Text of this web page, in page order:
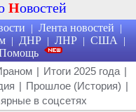
Новостей
| Лента новостей |
| ДНР | ЛНР | США |
| Итоги 2025 года |
| Прошлое (История) |
в соцсетях